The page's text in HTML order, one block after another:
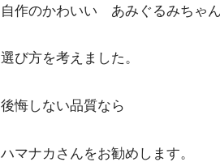
自作のかわいい あみぐるみちゃ
選び方を考えました。
後悔しない品質なら
ハマナカさんをお勧めします。